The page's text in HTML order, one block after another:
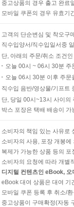
중고상품의 경우 출고 완료
모바일 쿠폰의 경우 유효기
고객의 단순변심 및 착오구
직수입양서/직수입일서중
단, 아래의 주문/취소 조건
오늘 00시 ~ 06시 30분
오늘 06시 30분 이후 주
직수입 음반/영상물/기프트
단, 당일 00시~13시 사이의
박스 포장은 택배 배송이
소비자의 책임 있는 사유로
소비자의 사용, 포장 개봉
복제가 가능한 상품 등의
소비자의 요청에 따라 개별
디지털 컨텐츠인 eBook,
eBook 대여 상품은 대여 기
모바일 쿠폰 등록 후 취소/
중고상품이 구매확정(자동